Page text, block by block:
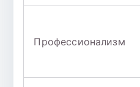
Профессионализм